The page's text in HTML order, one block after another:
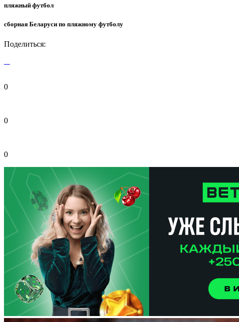
пляжный футбол
сборная Беларуси по пляжному футболу
Поделиться:
0
0
0